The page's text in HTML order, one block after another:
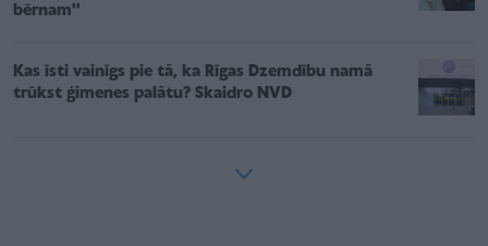
bērnam''
Kas īsti vainīgs pie tā, ka Rīgas Dzemdību namā
trūkst ģimenes palātu? Skaidro NVD